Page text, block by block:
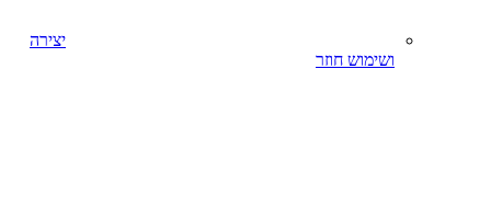
יצירה
ושימוש חוזר